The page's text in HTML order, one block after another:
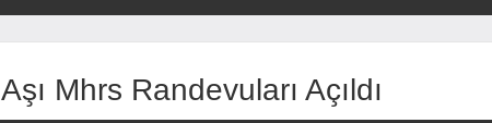
Mhrs Randevuları Açıldı